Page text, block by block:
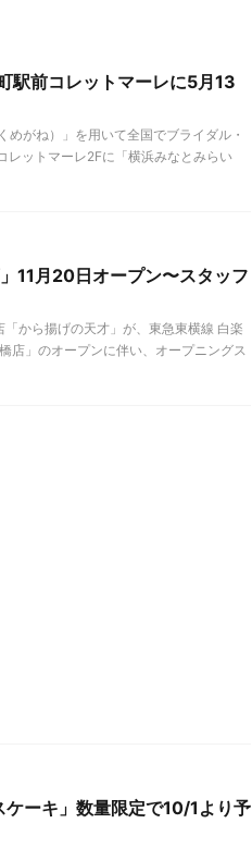
駅前コレットマーレに5月13
がね）」を用いて全国でブライダル・
レットマーレ2Fに「横浜みなとみらい
11月20日オープン〜スタッフ
から揚げの天才」が、東急東横線 白楽
店」のオープンに伴い、オープニングス
ーキ」数量限定で10/1より予